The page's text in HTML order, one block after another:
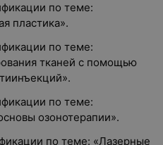
по теме:
пластика».
по теме:
тканей с помощью
по теме:
озонотерапии».
по теме: «Лазерные